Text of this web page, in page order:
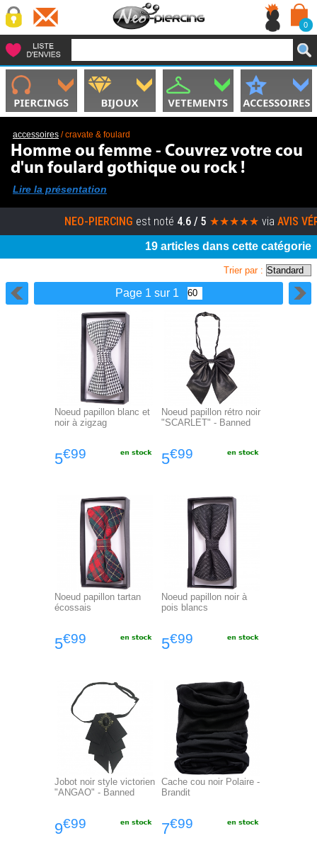
0
accessoires /cravate & foulard
Homme ou femme - Couvrez votre cou
d'un foulard gothique ou rock !
Lire la présentation
NEO-PIERCING est noté4.6 / 5 ★★★★★ via AVIS
19 articles dans cette catégorie
Trier par :
Page 1 sur 1
Noeud papillon blanc et
noir à zigzag
5€99
Noeud papillon rétro noir
"SCARLET" - Banned
5€99
Noeud papillon tartan
écossais
5€99
Noeud papillon noir à
pois blancs
5€99
Jobot noir style victorien
"ANGAO" - Banned
9€99
Cache cou noir Polaire -
Brandit
7€99